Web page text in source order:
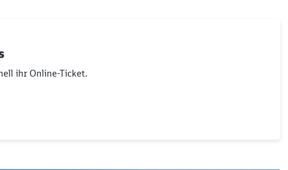
ihr Online-Ticket.